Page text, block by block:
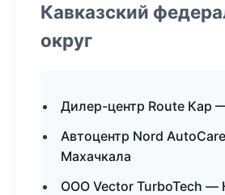
Кавказский
округ
Дилер-центр Route Кар
Автоцентр Nord
Махачкала
ООО Vector TurboTech —